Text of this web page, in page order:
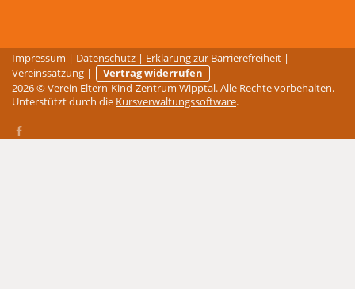
Impressum | Datenschutz | Erklärung zur Barrierefreiheit |
Vereinssatzung |
Vertrag widerrufen
2026 © Verein Eltern-Kind-Zentrum Wipptal. Alle Rechte vorbehalten.
Unterstützt durch die Kursverwaltungssoftware.